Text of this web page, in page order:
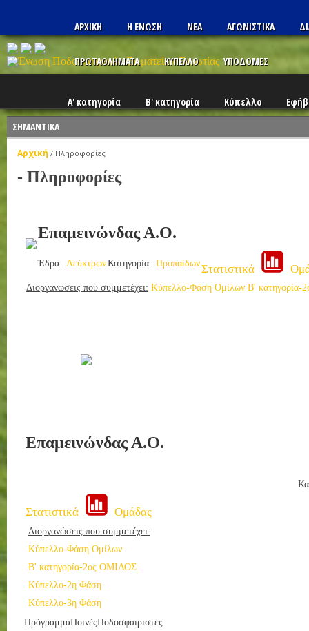
ΑΡΧΙΚΗ Η ΕΝΩΣΗ ΝΕΑ ΑΓΩΝΙΣΤΙΚΑ
ΠΡΩΤΑΘΛΗΜΑΤΑ ΚΥΠΕΛΛΟ ΥΠΟΔΟΜΕΣ
Α' κατηγορία Β' κατηγορία Κύπελλο
ΣΗΜΑΝΤΙΚΑ
Αρχική / Πληροφορίες
- Πληροφορίες
Επαμεινώνδας Α.Ο.
Έδρα: ΛεύκτρωνΚατηγορία: ΠροπαίδωνΣτατιστικά
Διοργανώσεις που συμμετέχει: Κύπελλο-Φάση Ομίλων Β'
Επαμεινώνδας Α.Ο.
Στατιστικά Ομάδας
Διοργανώσεις που συμμετέχει:
Κύπελλο-Φάση Ομίλων
Β' κατηγορία-2ος ΟΜΙΛΟΣ
Κύπελλο-2η Φάση
Κύπελλο-3η Φάση
ΠρόγραμμαΠοινέςΠοδοσφαιριστές